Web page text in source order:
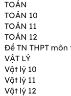
TOÁN
TOÁN 10
TOÁN 11
TOÁN 12
Đề TN THPT môn
VẬT LÝ
Vật lý 10
Vật lý 11
Vật lý 12